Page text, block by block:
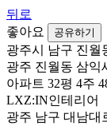
뒤로
좋아요
공유하기
광주시 남구 진월
광주 진월동 삼익
아파트 32평 4주
LXZ:IN인테리어
광주 남구 대남대